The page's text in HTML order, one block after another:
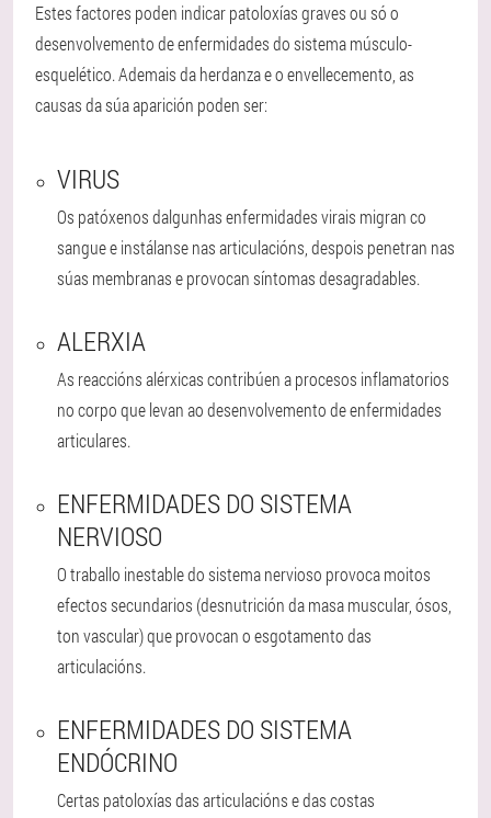
Estes factores poden indicar patoloxías graves ou só o
desenvolvemento de enfermidades do sistema músculo-
esquelético. Ademais da herdanza e o envellecemento, as
causas da súa aparición poden ser:
VIRUS
Os patóxenos dalgunhas enfermidades virais migran co
sangue e instálanse nas articulacións, despois penetran nas
súas membranas e provocan síntomas desagradables.
ALERXIA
As reaccións alérxicas contribúen a procesos inflamatorios
no corpo que levan ao desenvolvemento de enfermidades
articulares.
ENFERMIDADES DO SISTEMA
NERVIOSO
O traballo inestable do sistema nervioso provoca moitos
efectos secundarios (desnutrición da masa muscular, ósos,
ton vascular) que provocan o esgotamento das
articulacións.
ENFERMIDADES DO SISTEMA
ENDÓCRINO
Certas patoloxías das articulacións e das costas